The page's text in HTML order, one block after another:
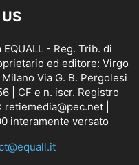
- Reg. Trib. di
ed editore: Virgo
Via G. B. Pergolesi
| CF e n. iscr. Registro
|
interamente versato